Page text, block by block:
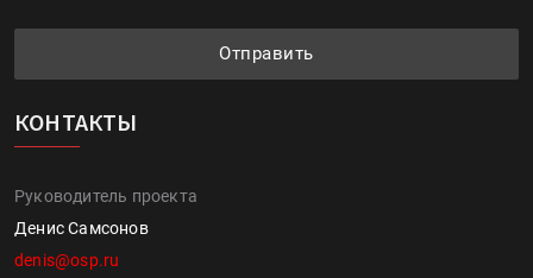
Отправить
КОНТАКТЫ
Руководитель проекта
Денис Самсонов
denis@osp.ru